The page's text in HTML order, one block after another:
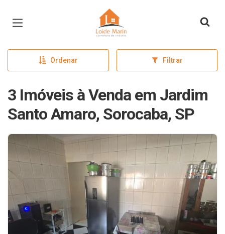
Página inicial
Ordenar Filtrar
3 Imóveis à Venda em Jardim
Santo Amaro, Sorocaba, SP